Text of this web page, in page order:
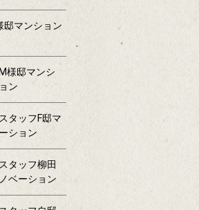
邸マンション
様邸マンシ
ン
タッフF邸マ
ション
タッフ柳田
ベーション